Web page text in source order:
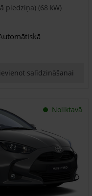
piedziņa) (68 kW)
salīdzināšanai
Noliktavā